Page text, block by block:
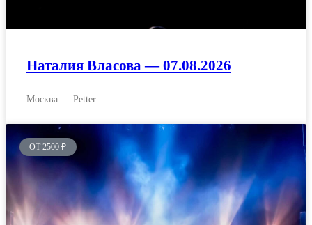
Наталия Власова — 07.08.2026
Москва — Petter
ОТ 2500 ₽